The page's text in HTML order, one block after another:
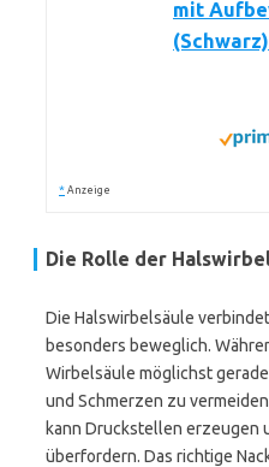
mit
(Schwarz)
* Anzeige
Die Rolle der
Die Halswirbelsäule
besonders beweglich.
Wirbelsäule möglichst
und Schmerzen zu
kann Druckstellen erzeugen
überfordern. Das richtige